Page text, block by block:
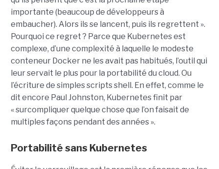
importante (beaucoup de développeurs à
embaucher). Alors ils se lancent, puis ils regrettent ».
Pourquoi ce regret ? Parce que Kubernetes est
complexe, d’une complexité à laquelle le modeste
conteneur Docker ne les avait pas habitués, l’outil qui
leur servait le plus pour la portabilité du cloud. Ou
l’écriture de simples scripts shell. En effet, comme le
dit encore Paul Johnston, Kubernetes finit par
« surcompliquer quelque chose que l’on faisait de
multiples façons pendant des années ».
Portabilité sans Kubernetes